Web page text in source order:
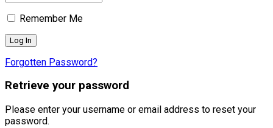
Remember Me
Forgotten Password?
Retrieve your password
Please enter your username or email address to reset your
password.